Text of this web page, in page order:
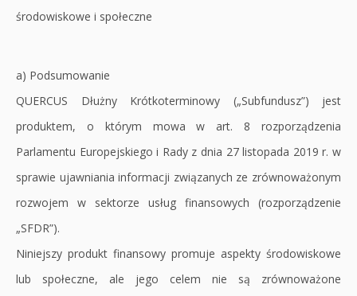
środowiskowe i społeczne
a) Podsumowanie
QUERCUS Dłużny Krótkoterminowy („Subfundusz”) jest
produktem, o którym mowa w art. 8 rozporządzenia
Parlamentu Europejskiego i Rady z dnia 27 listopada 2019 r. w
sprawie ujawniania informacji związanych ze zrównoważonym
rozwojem w sektorze usług finansowych (rozporządzenie
„SFDR”).
Niniejszy produkt finansowy promuje aspekty środowiskowe
lub społeczne, ale jego celem nie są zrównoważone